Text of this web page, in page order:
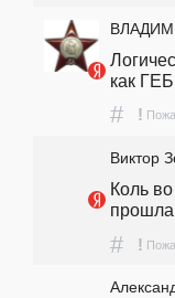
как
# !
Виктор
Коль
прошла
# !